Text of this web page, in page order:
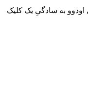
به سادگیِ یک کلیک